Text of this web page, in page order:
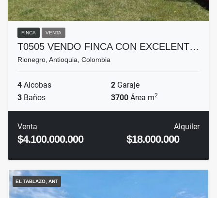
FINCA VENTA
T0505 VENDO FINCA CON EXCELENT…
Rionegro, Antioquia, Colombia
4 Alcobas 2 Garaje
3 Baños 3700 Área m2
Venta
$4.100.000.000
Alquiler
$18.000.000
EL TABLAZO, ANT